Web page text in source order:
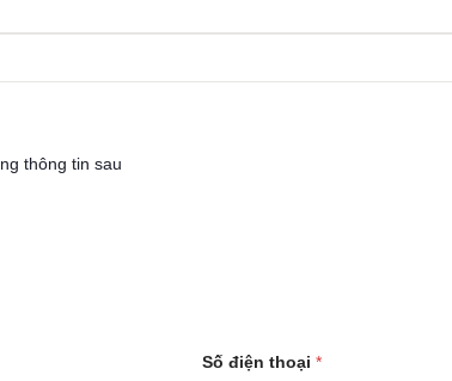
thông tin sau
Số điện thoại *